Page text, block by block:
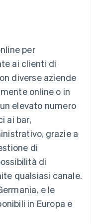
e
base
e
con gli
partner
per
ai clienti di
diverse aziende
online o in
elevato numero
ai bar,
grazie a
di
di
qualsiasi canale.
e le
in Europa e